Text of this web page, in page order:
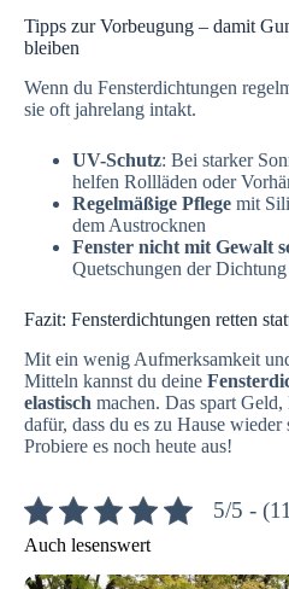
Tipps zur Vorbeugung – damit
bleiben
Wenn du Fensterdichtungen
sie oft jahrelang intakt.
UV-Schutz: Bei starker
helfen Rollläden oder
Regelmäßige Pflege mit
dem Austrocknen
Fenster nicht mit Gewalt
Quetschungen der
Fazit: Fensterdichtungen retten
Mit ein wenig Aufmerksamkeit
Mitteln kannst du deine
elastisch machen. Das spart
dafür, dass du es zu Hause wieder
Probiere es noch heute aus!
5/5 -
Auch lesenswert